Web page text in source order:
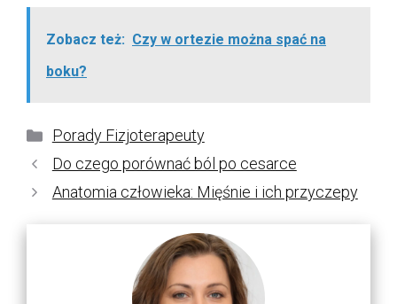
Zobacz też: Czy w ortezie można spać na
boku?
Kategorie
Porady Fizjoterapeuty
Do czego porównać ból po cesarce
Anatomia człowieka: Mięśnie i ich przyczepy